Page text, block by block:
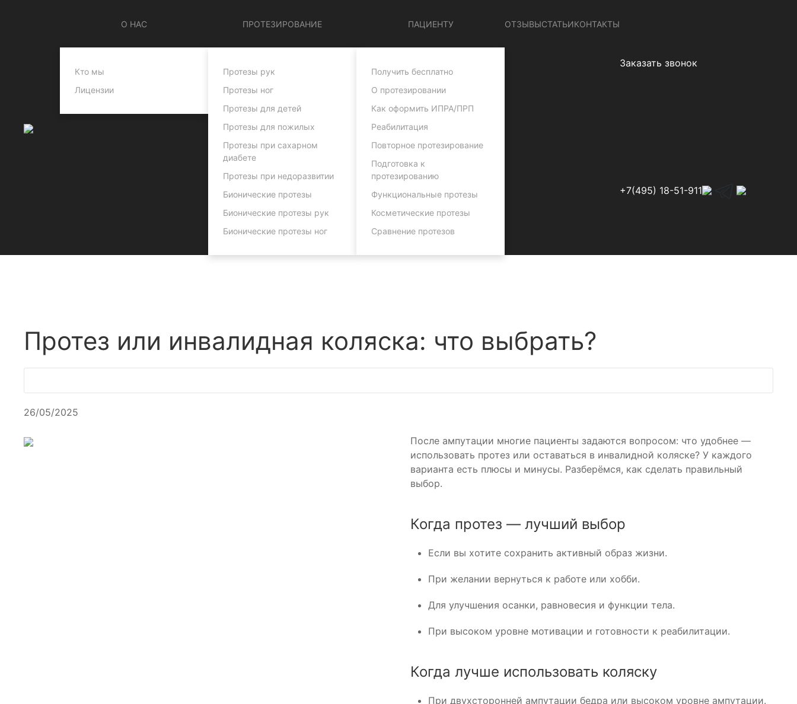
О НАС
Кто мы
Лицензии
ПРОТЕЗИРОВАНИЕ
Протезы рук
Протезы ног
Протезы для детей
Протезы для пожилых
Протезы при сахарном
диабете
Протезы при недоразвитии
Бионические протезы
Бионические протезы рук
Бионические протезы ног
ПАЦИЕНТУ
Получить бесплатно
О протезировании
Как оформить ИПРА/ПРП
Реабилитация
Повторное протезирование
Подготовка к
протезированию
Функциональные протезы
Косметические протезы
Сравнение протезов
ОТЗЫВЫСТАТЬИКОНТАКТЫ
Заказать звонок
+7(495) 18-51-911
Протез или инвалидная коляска: что выбрать?
26/05/2025
После ампутации многие пациенты задаются вопросом: что удобнее —
использовать протез или оставаться в инвалидной коляске? У каждого
варианта есть плюсы и минусы. Разберёмся, как сделать правильный
выбор.
Когда протез — лучший выбор
Если вы хотите сохранить активный образ жизни.
При желании вернуться к работе или хобби.
Для улучшения осанки, равновесия и функции тела.
При высоком уровне мотивации и готовности к реабилитации.
Когда лучше использовать коляску
При двухсторонней ампутации бедра или высоком уровне ампутации.